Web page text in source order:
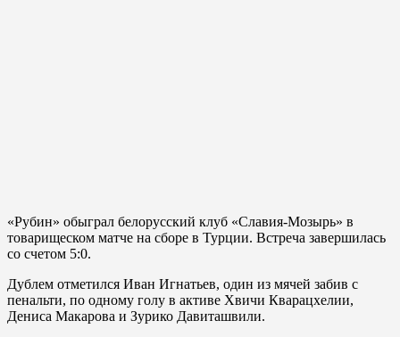
«Рубин» обыграл белорусский клуб «Славия-Мозырь» в
товарищеском матче на сборе в Турции. Встреча завершилась
со счетом 5:0.
Дублем отметился Иван Игнатьев, один из мячей забив с
пенальти, по одному голу в активе Хвичи Кварацхелии,
Дениса Макарова и Зурико Давиташвили.